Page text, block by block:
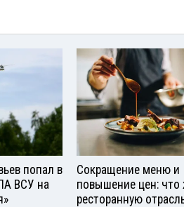
попал в
ВСУ на
Сокращение меню и
повышение цен: что
ресторанную